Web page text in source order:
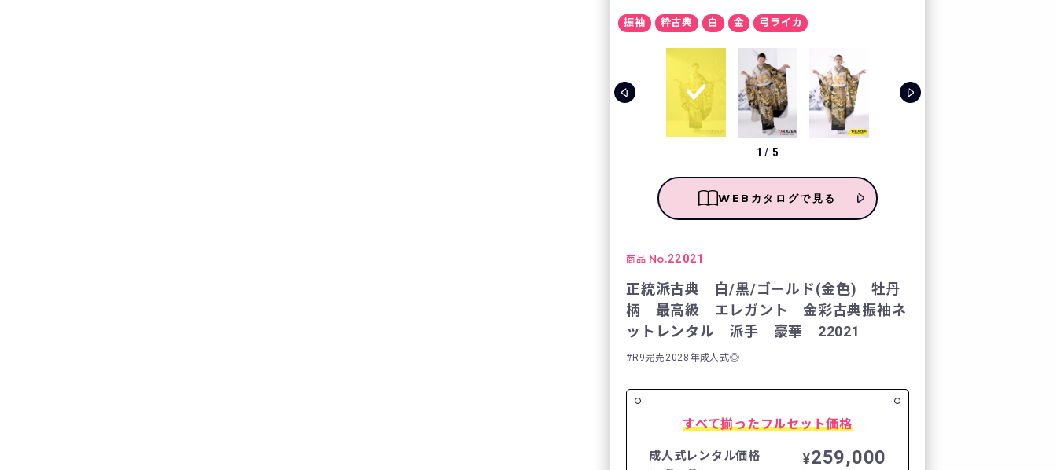
振袖 粋古典 白 金 弓ライカ
1 / 5
WEBカタログで見る
商品 No.22021
正統派古典 白/黒/ゴールド(金色) 牡丹
柄 最高級 エレガント 金彩古典振袖ネ
ットレンタル 派手 豪華 22021
R9完売2028年成人式◎
すべて揃ったフルセット価格
成人式レンタル価格 ¥259,000